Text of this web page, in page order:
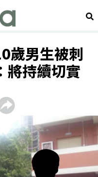
搜
歲男生被刺
持續切實